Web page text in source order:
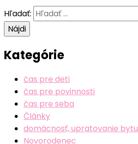
Hľadať:
Kategórie
čas pre deti
čas pre povinnosti
čas pre seba
Články
domácnosť, upratovanie bytu
Novorodenec